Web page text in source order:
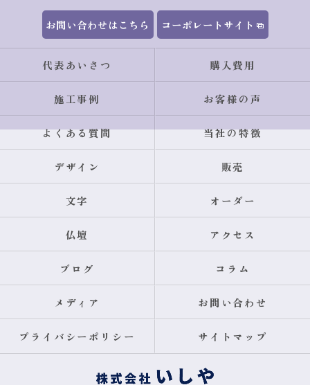
お問い合わせはこちら コーポレートサイト
代表あいさつ 購入費用
施工事例 お客様の声
よくある質問 当社の特徴
デザイン 販売
文字 オーダー
仏壇 アクセス
ブログ コラム
メディア お問い合わせ
プライバシーポリシー サイトマップ